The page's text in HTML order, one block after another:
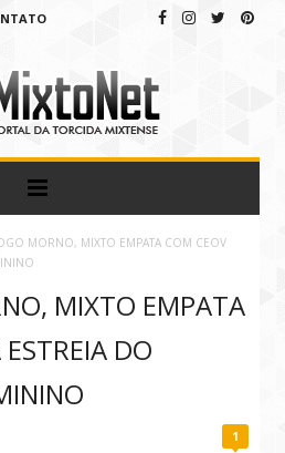
MORNO, MIXTO EMPATA COM CEOV
MIXTO EMPATA
DO
1